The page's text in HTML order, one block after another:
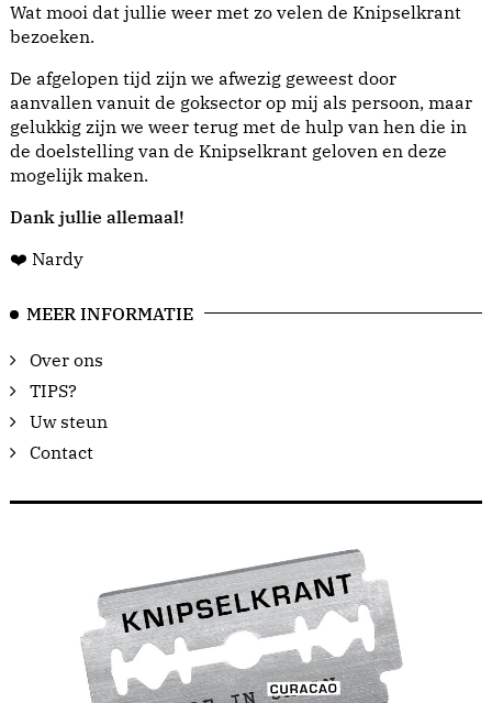
Wat mooi dat jullie weer met zo velen de Knipselkrant
bezoeken.
De afgelopen tijd zijn we afwezig geweest door
aanvallen vanuit de goksector op mij als persoon, maar
gelukkig zijn we weer terug met de hulp van hen die in
de doelstelling van de Knipselkrant geloven en deze
mogelijk maken.
Dank jullie allemaal!
❤️ Nardy
MEER INFORMATIE
Over ons
TIPS?
Uw steun
Contact